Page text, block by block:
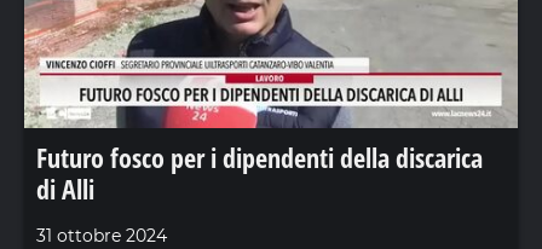
Futuro fosco per i dipendenti della discarica
di Alli
31 ottobre 2024